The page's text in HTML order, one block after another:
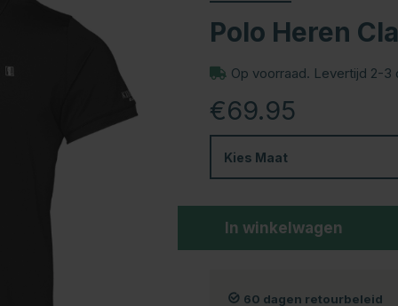
Polo Heren
Op voorraad. Levertijd 2-3
€69.95
Kies Maat
In winkelwagen
60 dagen retourbeleid